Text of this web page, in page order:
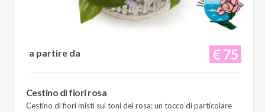
€ 75
a partire da
Cestino di fiori rosa
Cestino di fiori misti sui toni del rosa: un tocco di particolare